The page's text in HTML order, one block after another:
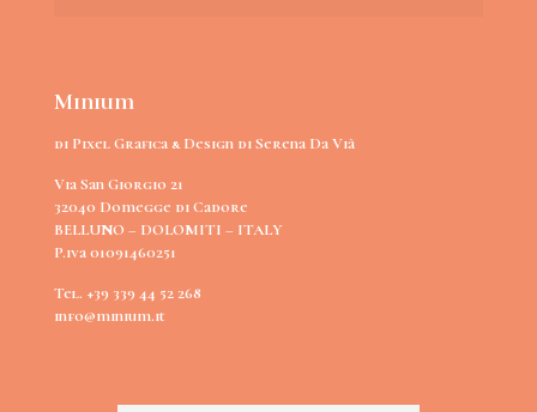
Minium
di Pixel Grafica & Design di Serena Da Vià
Via San Giorgio 21
32040 Domegge di Cadore
BELLUNO – DOLOMITI – ITALY
P.iva 01091460251
Tel. +39 339 44 52 268
info@minium.it